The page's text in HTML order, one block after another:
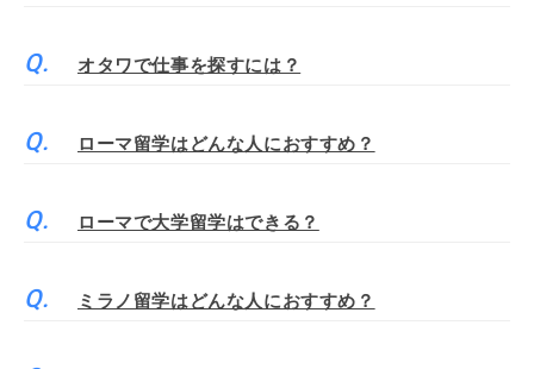
オタワで仕事を探すには？
ローマ留学はどんな人におすすめ？
ローマで大学留学はできる？
ミラノ留学はどんな人におすすめ？